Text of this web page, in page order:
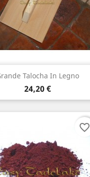
Talocha In Legno
Prezzo
24,20 €
favorite_border